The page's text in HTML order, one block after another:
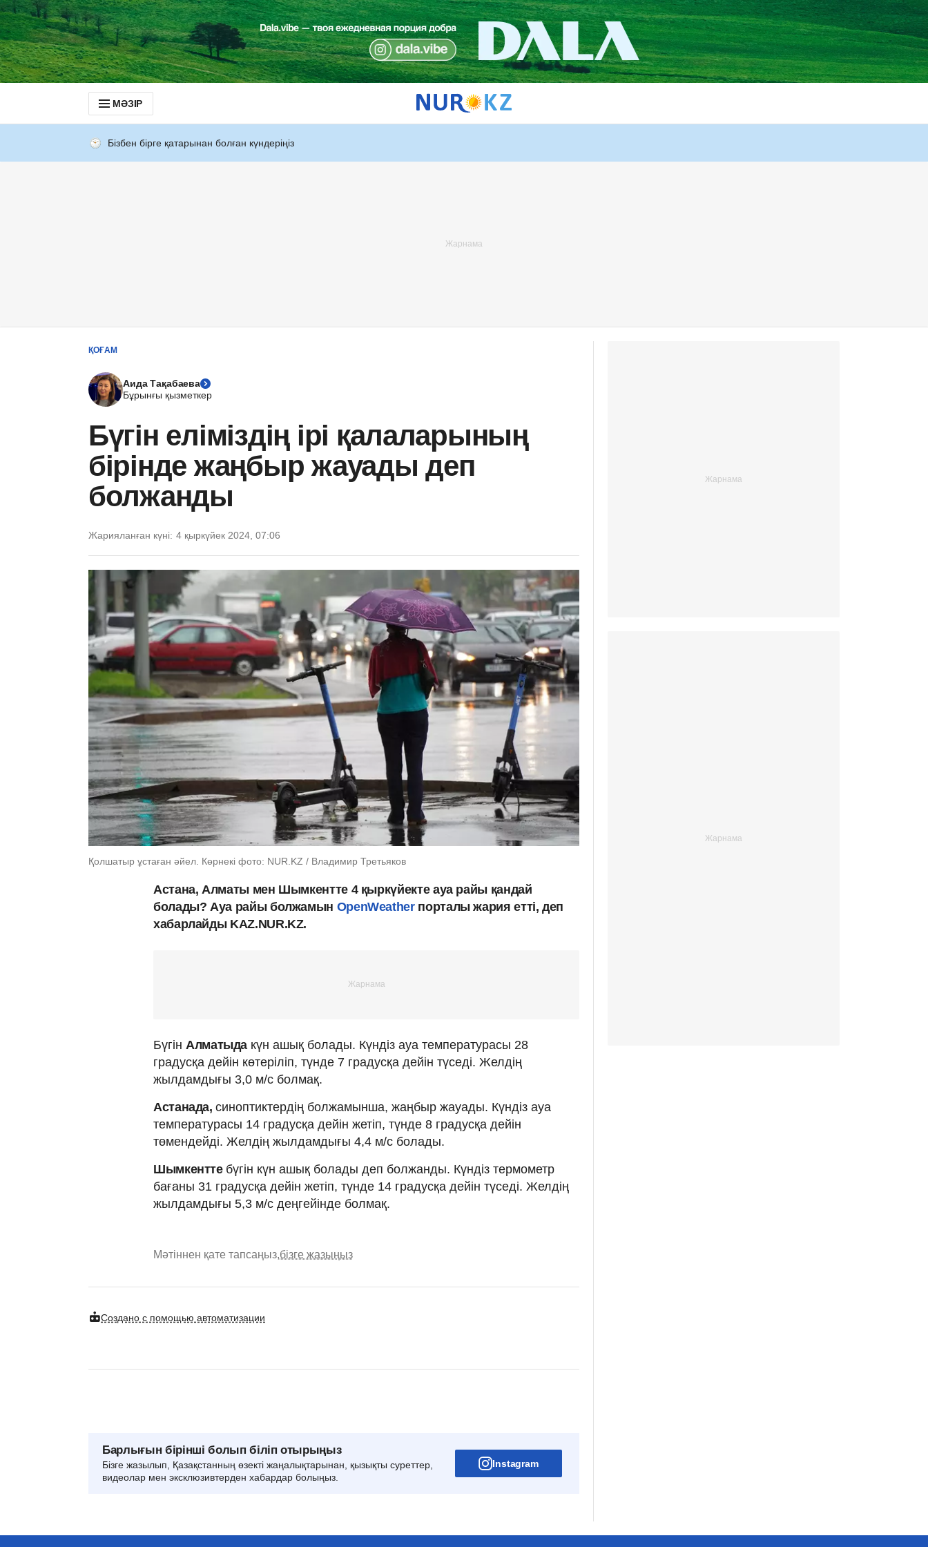
МӘЗІР
Бізбен бірге қатарынан болған күндеріңіз
ҚОҒАМ
Аида Тақабаева
Бұрынғы қызметкер
Бүгін еліміздің ірі қалаларының
бірінде жаңбыр жауады деп
болжанды
Жарияланған күні: 4 қыркүйек 2024, 07:06
Қолшатыр ұстаған әйел. Көрнекі фото: NUR.KZ / Владимир Третьяков
Астана, Алматы мен Шымкентте 4 қыркүйекте ауа райы қандай
болады? Ауа райы болжамын OpenWeatherпорталы жария етті, деп
хабарлайды KAZ.NUR.KZ.
Бүгін Алматыда күн ашық болады. Күндіз ауа температурасы 28
градусқа дейін көтеріліп, түнде 7 градусқа дейін түседі. Желдің
жылдамдығы 3,0 м/с болмақ.
Астанада,синоптиктердің болжамынша, жаңбыр жауады. Күндіз ауа
температурасы 14 градусқа дейін жетіп, түнде 8 градусқа дейін
төмендейді. Желдің жылдамдығы 4,4 м/с болады.
Шымкентте бүгін күн ашық болады деп болжанды. Күндіз термометр
бағаны 31 градусқа дейін жетіп, түнде 14 градусқа дейін түседі. Желдің
жылдамдығы 5,3 м/с деңгейінде болмақ.
Мәтіннен қате тапсаңыз,бізге жазыңыз
Создано с помощью автоматизации
Барлығын бірінші болып біліп отырыңыз
Бізге жазылып, Қазақстанның өзекті жаңалықтарынан, қызықты суреттер,
видеолар мен эксклюзивтерден хабардар болыңыз.
Instagram